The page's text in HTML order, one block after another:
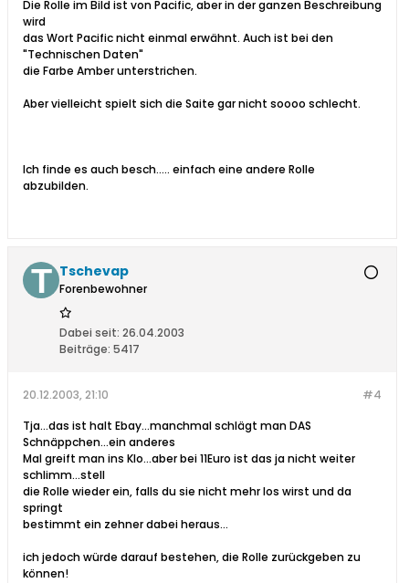
Die Rolle im Bild ist von Pacific, aber in der ganzen Beschreibung
wird
das Wort Pacific nicht einmal erwähnt. Auch ist bei den
"Technischen Daten"
die Farbe Amber unterstrichen.
Aber vielleicht spielt sich die Saite gar nicht soooo schlecht.
Ich finde es auch besch..... einfach eine andere Rolle
abzubilden.
Tschevap
Forenbewohner
Dabei seit: 26.04.2003
Beiträge: 5417
#4
20.12.2003, 21:10
Tja...das ist halt Ebay...manchmal schlägt man DAS
Schnäppchen...ein anderes
Mal greift man ins Klo...aber bei 11Euro ist das ja nicht weiter
schlimm...stell
die Rolle wieder ein, falls du sie nicht mehr los wirst und da
springt
bestimmt ein zehner dabei heraus...
ich jedoch würde darauf bestehen, die Rolle zurückgeben zu
können!